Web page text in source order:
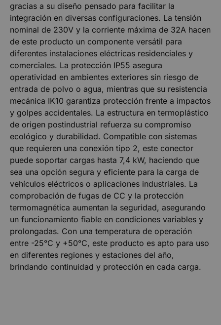
gracias a su diseño pensado para facilitar la
integración en diversas configuraciones. La tensión
nominal de 230V y la corriente máxima de 32A hacen
de este producto un componente versátil para
diferentes instalaciones eléctricas residenciales y
comerciales. La protección IP55 asegura
operatividad en ambientes exteriores sin riesgo de
entrada de polvo o agua, mientras que su resistencia
mecánica IK10 garantiza protección frente a impactos
y golpes accidentales. La estructura en termoplástico
de origen postindustrial refuerza su compromiso
ecológico y durabilidad. Compatible con sistemas
que requieren una conexión tipo 2, este conector
puede soportar cargas hasta 7,4 kW, haciendo que
sea una opción segura y eficiente para la carga de
vehículos eléctricos o aplicaciones industriales. La
comprobación de fugas de CC y la protección
termomagnética aumentan la seguridad, asegurando
un funcionamiento fiable en condiciones variables y
prolongadas. Con una temperatura de operación
entre -25°C y +50°C, este producto es apto para uso
en diferentes regiones y estaciones del año,
brindando continuidad y protección en cada carga.